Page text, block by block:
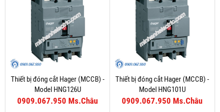
Thiết bị đóng cắt Hager (MCCB) -
Model HNG126U
0909.067.950 Ms.Châu
Thiết bị đóng cắt Hager (MCCB) -
Model HNG101U
0909.067.950 Ms.Châu